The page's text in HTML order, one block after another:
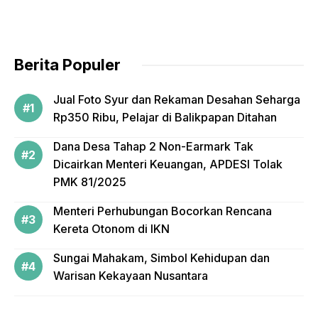
o
k
Berita Populer
Jual Foto Syur dan Rekaman Desahan Seharga
Rp350 Ribu, Pelajar di Balikpapan Ditahan
Dana Desa Tahap 2 Non-Earmark Tak
Dicairkan Menteri Keuangan, APDESI Tolak
PMK 81/2025
Menteri Perhubungan Bocorkan Rencana
Kereta Otonom di IKN
Sungai Mahakam, Simbol Kehidupan dan
Warisan Kekayaan Nusantara